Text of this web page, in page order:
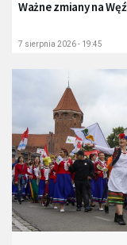
Ważne zmiany na
7 sierpnia 2026 - 19:45